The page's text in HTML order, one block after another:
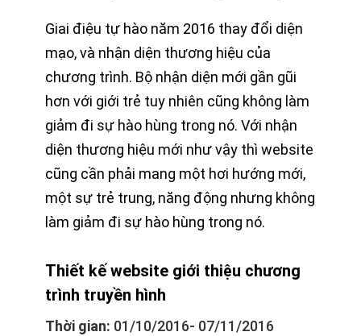
Giai điệu tự hào năm 2016 thay đổi diện
mạo, và nhận diện thương hiệu của
chương trình. Bộ nhận diện mới gần gũi
hơn với giới trẻ tuy nhiên cũng không làm
giảm đi sự hào hùng trong nó. Với nhận
diện thương hiệu mới như vậy thì website
cũng cần phải mang một hơi hướng mới,
một sự trẻ trung, năng động nhưng không
làm giảm đi sự hào hùng trong nó.
Thiết kế website giới thiệu chương
trình truyền hình
Thời gian: 01/10/2016- 07/11/2016